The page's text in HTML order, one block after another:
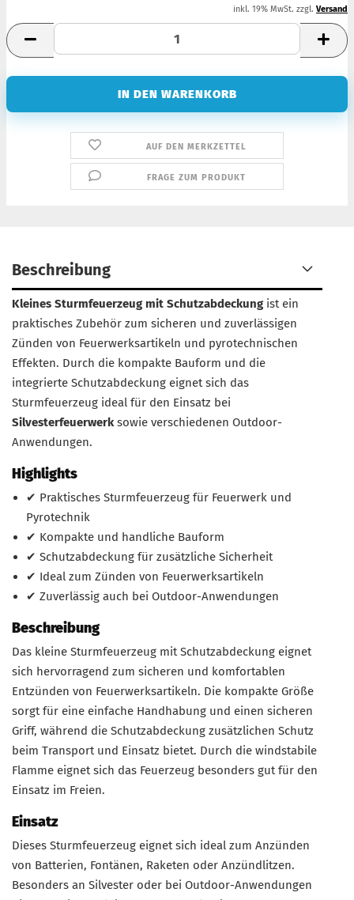
inkl. 19% MwSt. zzgl. Versand
AUF DEN MERKZETTEL
FRAGE ZUM PRODUKT
Beschreibung
Kleines Sturmfeuerzeug mit Schutzabdeckungist ein
praktisches Zubehör zum sicheren und zuverlässigen
Zünden von Feuerwerksartikeln und pyrotechnischen
Effekten. Durch die kompakte Bauform und die
integrierte Schutzabdeckung eignet sich das
Sturmfeuerzeug ideal für den Einsatz bei
Silvesterfeuerwerksowie verschiedenen Outdoor-
Anwendungen.
Highlights
✔ Praktisches Sturmfeuerzeug für Feuerwerk und
Pyrotechnik
✔ Kompakte und handliche Bauform
✔ Schutzabdeckung für zusätzliche Sicherheit
✔ Ideal zum Zünden von Feuerwerksartikeln
✔ Zuverlässig auch bei Outdoor-Anwendungen
Beschreibung
Das kleine Sturmfeuerzeug mit Schutzabdeckung eignet
sich hervorragend zum sicheren und komfortablen
Entzünden von Feuerwerksartikeln. Die kompakte Größe
sorgt für eine einfache Handhabung und einen sicheren
Griff, während die Schutzabdeckung zusätzlichen Schutz
beim Transport und Einsatz bietet. Durch die windstabile
Flamme eignet sich das Feuerzeug besonders gut für den
Einsatz im Freien.
Einsatz
Dieses Sturmfeuerzeug eignet sich ideal zum Anzünden
von Batterien, Fontänen, Raketen oder Anzündlitzen.
Besonders an Silvester oder bei Outdoor-Anwendungen